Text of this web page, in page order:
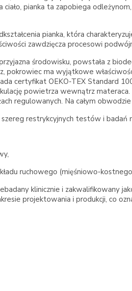
ciało, pianka ta zapobiega
pianka, która
zawdzięcza procesowi
środowisku, powstała z
pokrowiec ma wyjątkowe
certyfikat OEKO-TEX Standard
powietrza wewnątrz
regulowanych. Na całym
restrykcyjnych testów i
ruchowego (mięśniowo-
klinicznie i zakwalifikowany
projektowania i produkcji, co